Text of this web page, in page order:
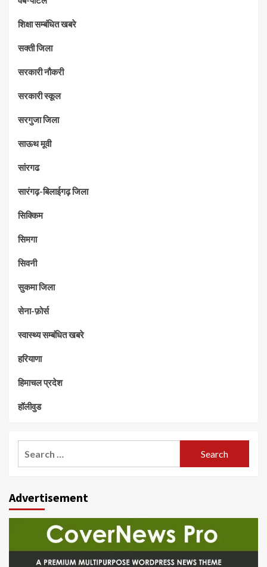
शिक्षा सम्बंधित खबरे
सक्ती जिला
सरकारी नौकरी
सरकारी स्कूल
सरगुजा जिला
साऊथ मूवी
सांरगढ
सारंगढ़-बिलाईगढ़ जिला
सिक्किम
सिमगा
सिवनी
सुकमा जिला
सेना-फ़ोर्स
स्वास्थ्य सम्बंधित खबरे
हरियाणा
हिमाचल प्रदेश
हॉलीवुड
Advertisement